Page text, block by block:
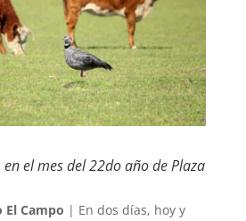
el mes del 22do año de Plaza
El Campo | En dos días, hoy y